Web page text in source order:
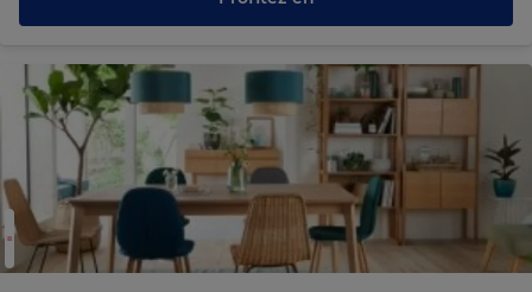
C
h
a
rg
e
m
e
n
t
e
n
u